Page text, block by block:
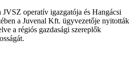
operatív igazgatója és Hangácsi
a Juvenal Kft. ügyvezetője nyitották
a régiós gazdasági szereplők